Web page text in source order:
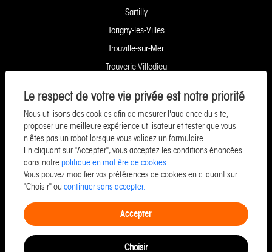
Le respect de votre vie privée est notre priorité
Nous utilisons des cookies afin de mesurer l'audience du site,
proposer une meilleure expérience utilisateur et tester que vous
n'êtes pas un robot lorsque vous validez un formulaire.
En cliquant sur "Accepter", vous acceptez les conditions énoncées
dans notre politique en matière de cookies.
Vous pouvez modifier vos préférences de cookies en cliquant sur
"Choisir" ou continuer sans accepter.
Accepter
Choisir
Sartilly
Torigny-les-Villes
Trouville-sur-Mer
Trouverie Villedieu
Villers-Bocage
Yquelon Service Copropriété
Service Pozzo Financement
Service Pozzo Patrimoine
Service Pozzo Promotion
Service Pozzo Entreprise & Commerce